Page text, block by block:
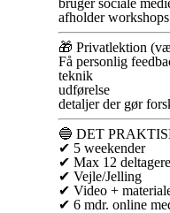
bruger sociale
afholder
🎁 Privatlektion
Få personlig
teknik
udførelse
detaljer der gør
🔵 DET
✔ 5 weekender
✔ Max 12 deltagere
✔ Vejle/Jelling
✔ Video +
✔ 6 mdr. online